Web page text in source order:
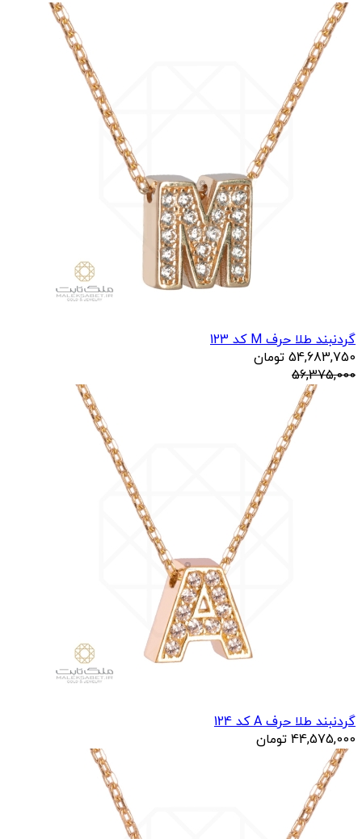
گردنبند طلا حرف M کد 123
54,683,750 تومان
56,375,000
گردنبند طلا حرف A کد 124
44,575,000 تومان